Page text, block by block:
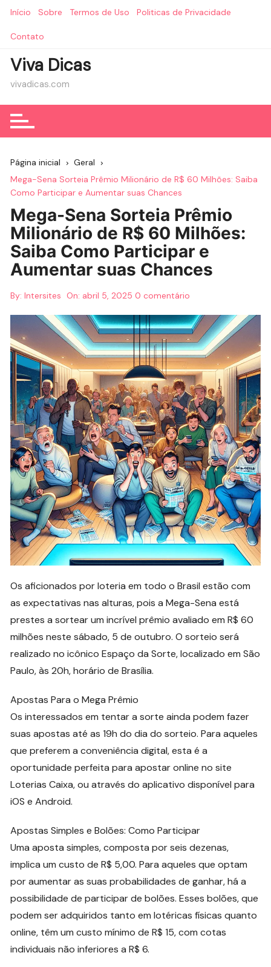
Início Sobre Termos de Uso Politicas de Privacidade
Contato
Viva Dicas
vivadicas.com
Página inicial
Geral
Mega-Sena Sorteia Prêmio Milionário de R$ 60 Milhões: Saiba
Como Participar e Aumentar suas Chances
Mega-Sena Sorteia Prêmio
Milionário de R$ 60 Milhões:
Saiba Como Participar e
Aumentar suas Chances
By: Intersites On: abril 5, 2025 0 comentário
Os aficionados por loteria em todo o Brasil estão com
as expectativas nas alturas, pois a Mega-Sena está
prestes a sortear um incrível prêmio avaliado em R$ 60
milhões neste sábado, 5 de outubro. O sorteio será
realizado no icônico Espaço da Sorte, localizado em São
Paulo, às 20h, horário de Brasília.
Apostas Para o Mega Prêmio
Os interessados em tentar a sorte ainda podem fazer
suas apostas até as 19h do dia do sorteio. Para aqueles
que preferem a conveniência digital, esta é a
oportunidade perfeita para apostar online no site
Loterias Caixa, ou através do aplicativo disponível para
iOS e Android.
Apostas Simples e Bolões: Como Participar
Uma aposta simples, composta por seis dezenas,
implica um custo de R$ 5,00. Para aqueles que optam
por aumentar as suas probabilidades de ganhar, há a
possibilidade de participar de bolões. Esses bolões, que
podem ser adquiridos tanto em lotéricas físicas quanto
online, têm um custo mínimo de R$ 15, com cotas
individuais não inferiores a R$ 6.